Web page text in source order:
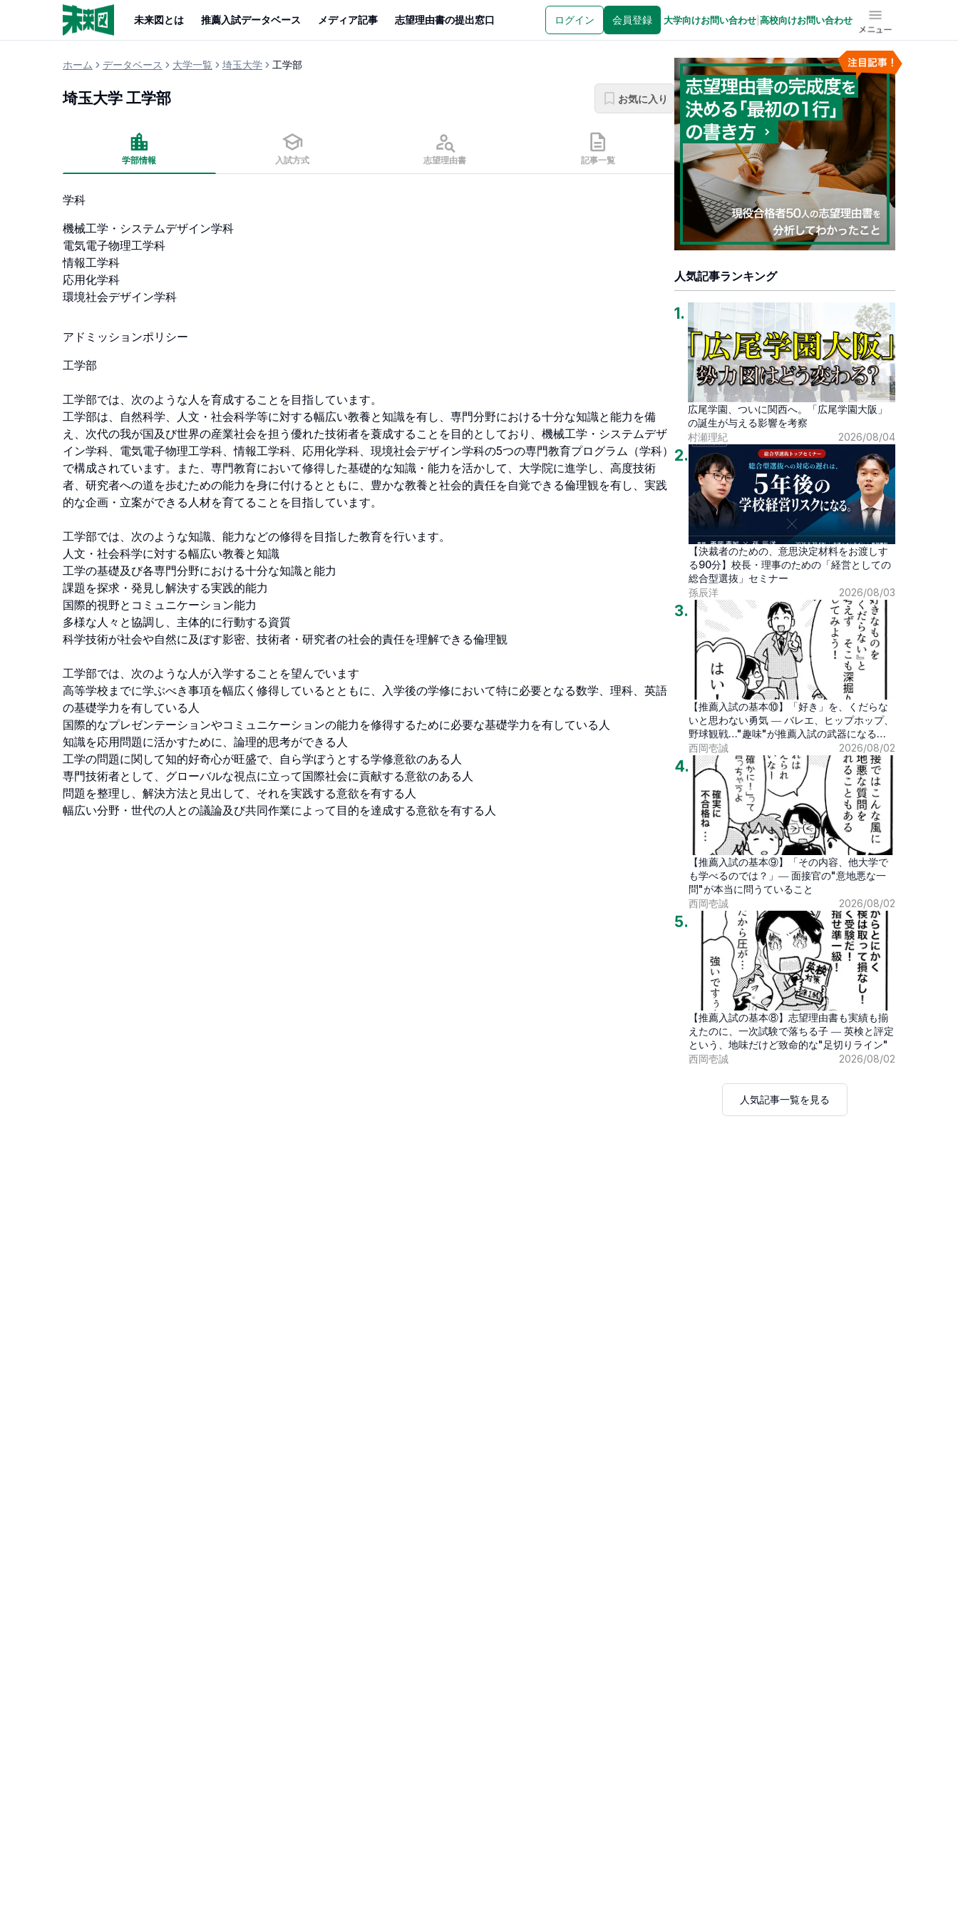
未来図とは 推薦入試データベース メディア記事 志望理由書の提出窓口 ログイン 会員登録 大学向けお問い合わせ 高校向けお問い合わせ メニュー
ホーム データベース 大学一覧 埼玉大学 工学部
埼玉大学 工学部 お気に入り
学部情報 入試方式 志望理由書 記事一覧
学科
機械工学・システムデザイン学科
電気電子物理工学科
情報工学科
応用化学科
環境社会デザイン学科
アドミッションポリシー
工学部
工学部では、次のような人を育成することを目指しています。
工学部は、自然科学、人文・社会科学等に対する幅広い教養と知識を有し、専門分野における十分な知識と能力を備
え、次代の我が国及び世界の産業社会を担う優れた技術者を蓑成することを目的としており、機械工学・システムデザ
イン学科、電気電子物理工学科、情報工学科、応用化学科、現境社会デザイン学科の5つの専門教育プログラム（学科）
で構成されています。また、専門教育において修得した基礎的な知識・能力を活かして、大学院に進学し、高度技術
者、研究者への道を歩むための能力を身に付けるとともに、豊かな教養と社会的責任を自覚できる倫理観を有し、実践
的な企画・立案ができる人材を育てることを目指しています。
工学部では、次のような知識、能力などの修得を目指した教育を行います。
人文・社会科学に対する幅広い教養と知識
工学の基礎及び各専門分野における十分な知識と能力
課題を探求・発見し解決する実践的能力
国際的視野とコミュニケーション能力
多様な人々と協調し、主体的に行動する資質
科学技術が社会や自然に及ぼす影密、技術者・研究者の社会的責任を理解できる倫理観
工学部では、次のような人が入学することを望んでいます
高等学校までに学ぶべき事項を幅広く修得しているとともに、入学後の学修において特に必要となる数学、理科、英語
の基礎学力を有している人
国際的なプレゼンテーションやコミュニケーションの能力を修得するために必要な基礎学力を有している人
知識を応用問題に活かすために、論理的思考ができる人
工学の問題に関して知的好奇心が旺盛で、自ら学ぼうとする学修意欲のある人
専門技術者として、グローバルな視点に立って国際社会に貢献する意欲のある人
問題を整理し、解決方法と見出して、それを実践する意欲を有する人
人気記事ランキング
1.
広尾学園、ついに関西へ。「広尾学園大阪」
の誕生が与える影響を考察
村瀬理紀
2026/08/04
2.
【決裁者のための、意思決定材料をお渡しす
る90分】校長・理事のための「経営としての
総合型選抜」セミナー
孫辰洋
2026/08/03
3.
【推薦入試の基本⑩】「好き」を、くだらな
いと思わない勇気 ― バレエ、ヒップホップ、
野球観戦…"趣味"が推薦入試の武器になる時
代
西岡壱誠 2026/08/02
4.
【推薦入試の基本⑨】「その内容、他大学で
も学べるのでは？」― 面接官の"意地悪な一
問"が本当に問うていること
西岡壱誠
2026/08/02
5.
【推薦入試の基本⑧】志望理由書も実績も揃
えたのに、一次試験で落ちる子 ― 英検と評定
という、地味だけど致命的な"足切りライン"
西岡壱誠
2026/08/02
人気記事一覧を見る